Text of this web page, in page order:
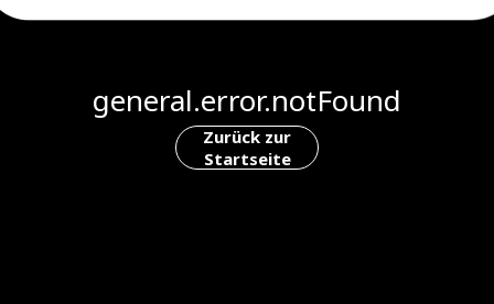
general.error.notFound
Zurück zur
Startseite